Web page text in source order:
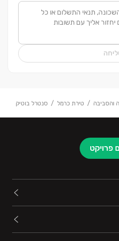
הייחודי, העיצוב המוקפד,
והביצוע האיכותי -
והסביבה טירת כרמל סנטרל בוטיק
פרויקט